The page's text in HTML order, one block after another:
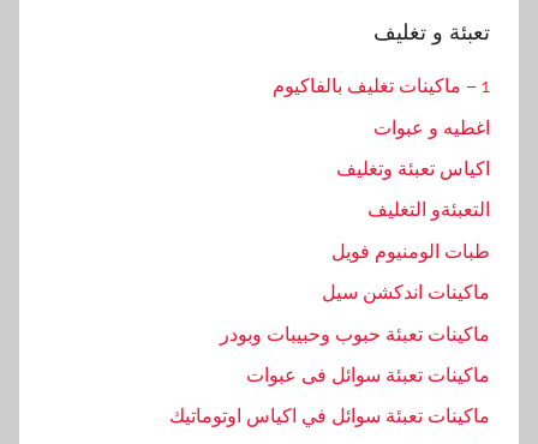
تعبئة و تغليف
1 – ماكينات تغليف بالفاكيوم
اغطيه و عبوات
اكياس تعبئة وتغليف
التعبئةو التغليف
طبات الومنيوم فويل
ماكينات اندكشن سيل
ماكينات تعبئة حبوب وحبيبات وبودر
ماكينات تعبئة سوائل فى عبوات
ماكينات تعبئة سوائل في اكياس اوتوماتيك